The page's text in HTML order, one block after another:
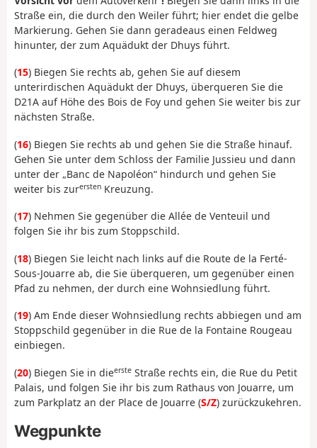
Straße ein, die durch den Weiler führt; hier endet die gelbe
Markierung. Gehen Sie dann geradeaus einen Feldweg
hinunter, der zum Aquädukt der Dhuys führt.
(15) Biegen Sie rechts ab, gehen Sie auf diesem
unterirdischen Aquädukt der Dhuys, überqueren Sie die
D21A auf Höhe des Bois de Foy und gehen Sie weiter bis zur
nächsten Straße.
(16) Biegen Sie rechts ab und gehen Sie die Straße hinauf.
Gehen Sie unter dem Schloss der Familie Jussieu und dann
unter der „Banc de Napoléon“ hindurch und gehen Sie
weiter bis zurersten Kreuzung.
(17) Nehmen Sie gegenüber die Allée de Venteuil und
folgen Sie ihr bis zum Stoppschild.
(18) Biegen Sie leicht nach links auf die Route de la Ferté-
Sous-Jouarre ab, die Sie überqueren, um gegenüber einen
Pfad zu nehmen, der durch eine Wohnsiedlung führt.
(19) Am Ende dieser Wohnsiedlung rechts abbiegen und am
Stoppschild gegenüber in die Rue de la Fontaine Rougeau
einbiegen.
(20) Biegen Sie in dieerste Straße rechts ein, die Rue du Petit
Palais, und folgen Sie ihr bis zum Rathaus von Jouarre, um
zum Parkplatz an der Place de Jouarre (S/Z) zurückzukehren.
Wegpunkte